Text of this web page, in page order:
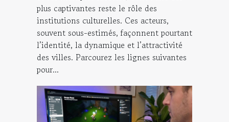
plus captivantes reste le rôle des
institutions culturelles. Ces acteurs,
souvent sous-estimés, façonnent pourtant
l’identité, la dynamique et l’attractivité
des villes. Parcourez les lignes suivantes
pour...